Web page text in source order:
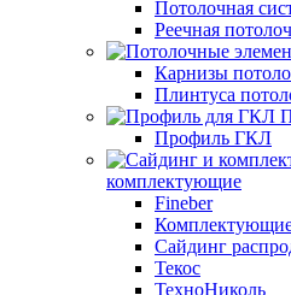
Потолочная
Реечная
Карнизы
Плинтуса
Профиль ГКЛ
комплектующие
Fineber
Сайдинг
Текос
ТехноНиколь